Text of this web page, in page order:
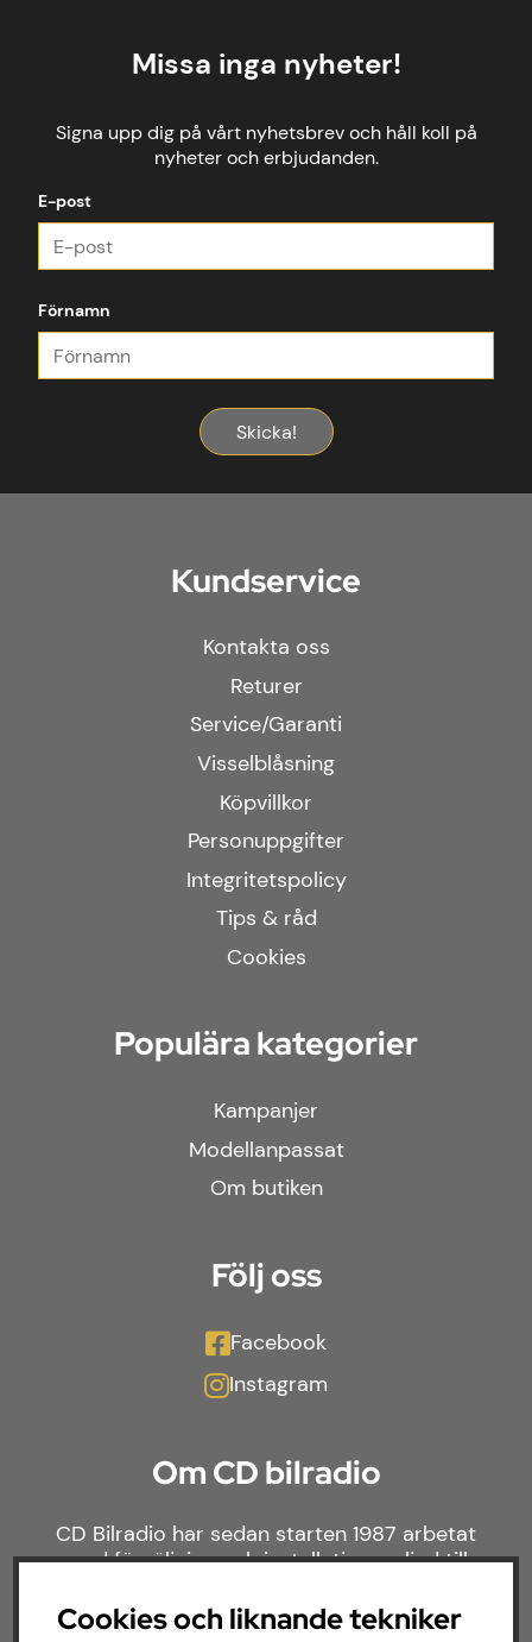
Missa inga nyheter!
Signa upp dig på vårt nyhetsbrev och håll koll på
nyheter och erbjudanden.
E-post
Förnamn
Skicka!
Kundservice
Kontakta oss
Returer
Service/Garanti
Visselblåsning
Köpvillkor
Personuppgifter
Integritetspolicy
Tips & råd
Cookies
Populära kategorier
Kampanjer
Modellanpassat
Om butiken
Följ oss
Facebook
Instagram
Om CD bilradio
CD Bilradio har sedan starten 1987 arbetat
med försäljning och installation av ljud till
brett sortiment av billjud till alla typer av
Cookies och liknande tekniker